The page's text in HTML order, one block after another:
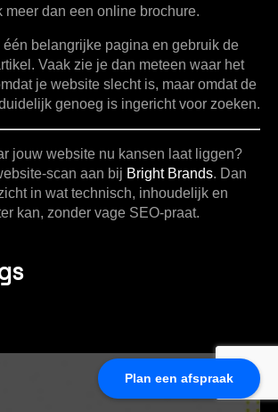
Plan een afspraak
dan een online brochure.
belangrijke pagina en gebruik de
Vaak zie je dan meteen waar het
je website slecht is, maar omdat de
genoeg is ingericht voor zoeken.
jouw website nu kansen laat liggen?
scan aan bij Bright Brands. Dan
in wat technisch, inhoudelijk en
kan, zonder vage SEO-praat.